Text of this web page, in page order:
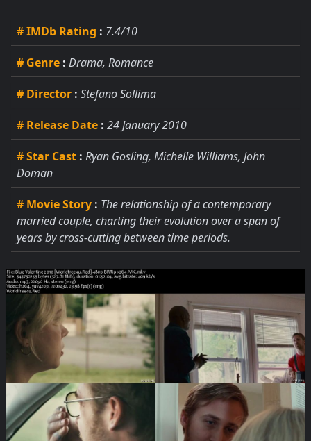
# IMDb Rating : 7.4/10
# Genre : Drama, Romance
# Director : Stefano Sollima
# Release Date : 24 January 2010
# Star Cast : Ryan Gosling, Michelle Williams, John
Doman
# Movie Story : The relationship of a contemporary
married couple, charting their evolution over a span of
years by cross-cutting between time periods.